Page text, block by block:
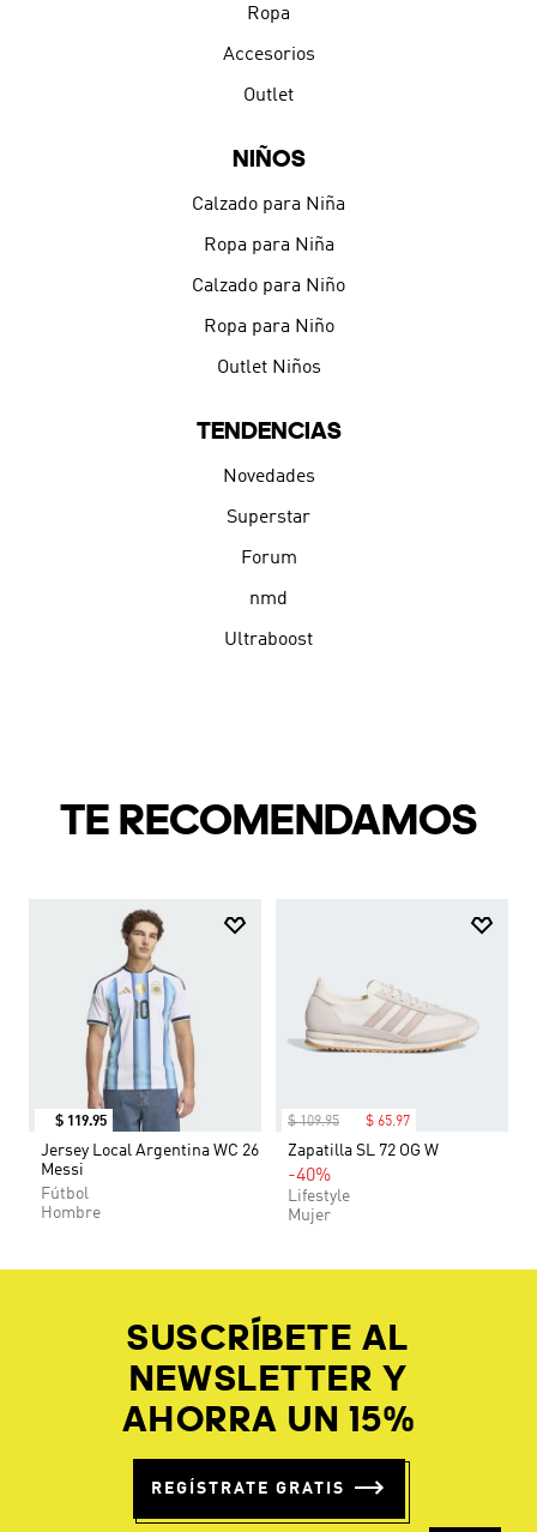
Ropa
Accesorios
Outlet
NIÑOS
Calzado para Niña
Ropa para Niña
Calzado para Niño
Ropa para Niño
Outlet Niños
TENDENCIAS
Novedades
Superstar
Forum
nmd
Ultraboost
TE RECOMENDAMOS
$ 119.95
Jersey Local Argentina WC 26
Messi
Fútbol
Hombre
$ 109.95 $ 65.97
Zapatilla SL 72 OG W
-40%
Lifestyle
Mujer
SUSCRÍBETE AL
NEWSLETTER Y
AHORRA UN 15%
REGÍSTRATE GRATIS